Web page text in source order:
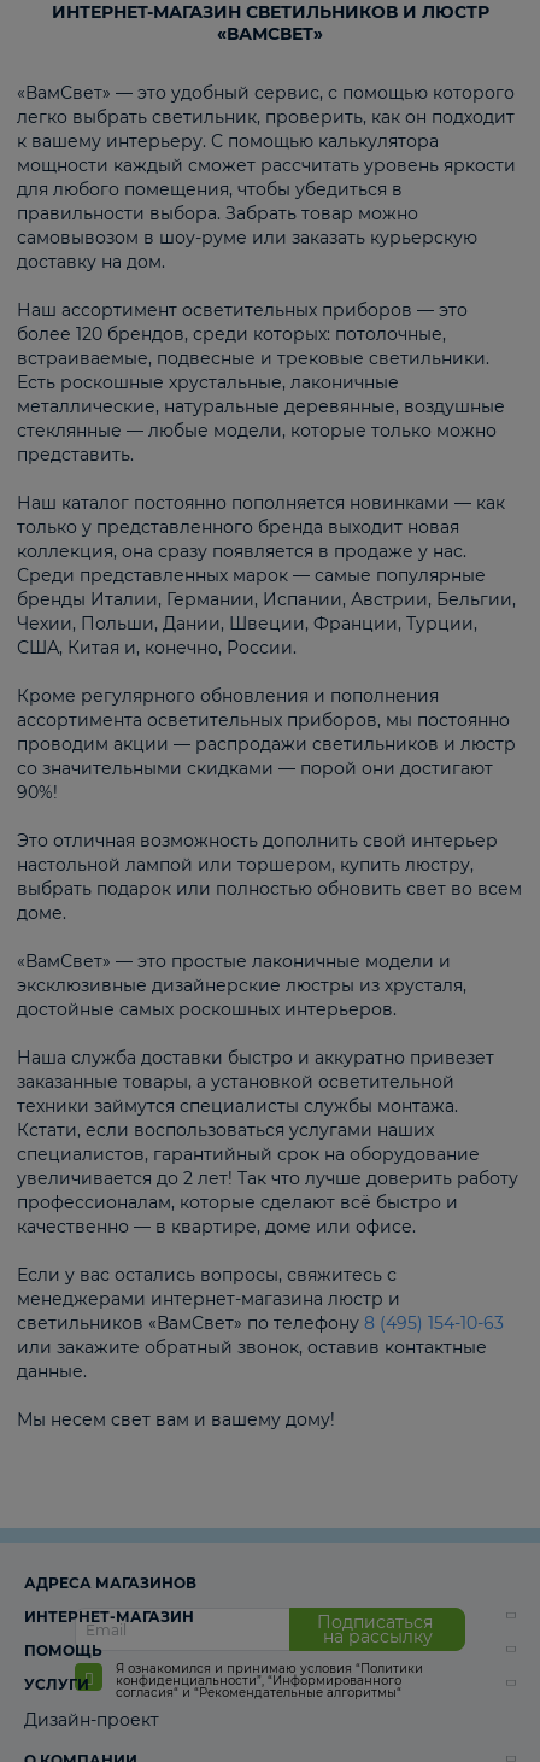
ИНТЕРНЕТ-МАГАЗИН СВЕТИЛЬНИКОВ И ЛЮСТР
«ВАМСВЕТ»
«ВамСвет» — это удобный сервис, с помощью которого
легко выбрать светильник, проверить, как он подходит
к вашему интерьеру. С помощью калькулятора
мощности каждый сможет рассчитать уровень яркости
для любого помещения, чтобы убедиться в
правильности выбора. Забрать товар можно
самовывозом в шоу-руме или заказать курьерскую
доставку на дом.
Наш ассортимент осветительных приборов — это
более 120 брендов, среди которых: потолочные,
встраиваемые, подвесные и трековые светильники.
Есть роскошные хрустальные, лаконичные
металлические, натуральные деревянные, воздушные
стеклянные — любые модели, которые только можно
представить.
Наш каталог постоянно пополняется новинками — как
только у представленного бренда выходит новая
коллекция, она сразу появляется в продаже у нас.
Среди представленных марок — самые популярные
бренды Италии, Германии, Испании, Австрии, Бельгии,
Чехии, Польши, Дании, Швеции, Франции, Турции,
США, Китая и, конечно, России.
Кроме регулярного обновления и пополнения
ассортимента осветительных приборов, мы постоянно
проводим акции — распродажи светильников и люстр
со значительными скидками — порой они достигают
90%!
Это отличная возможность дополнить свой интерьер
настольной лампой или торшером, купить люстру,
выбрать подарок или полностью обновить свет во всем
доме.
«ВамСвет» — это простые лаконичные модели и
эксклюзивные дизайнерские люстры из хрусталя,
достойные самых роскошных интерьеров.
Наша служба доставки быстро и аккуратно привезет
заказанные товары, а установкой осветительной
техники займутся специалисты службы монтажа.
Кстати, если воспользоваться услугами наших
специалистов, гарантийный срок на оборудование
увеличивается до 2 лет! Так что лучше доверить работу
профессионалам, которые сделают всё быстро и
качественно — в квартире, доме или офисе.
Если у вас остались вопросы, свяжитесь с
менеджерами интернет-магазина люстр и
светильников «ВамСвет» по телефону 8 (495) 154-10-63
или закажите обратный звонок, оставив контактные
данные.
Мы несем свет вам и вашему дому!
Подписаться
на рассылку
Я ознакомился и принимаю условия “Политики
конфиденциальности”, “Информированного
согласия“ и “Рекомендательные алгоритмы“
АДРЕСА МАГАЗИНОВ
ИНТЕРНЕТ-МАГАЗИН
ПОМОЩЬ
УСЛУГИ
Дизайн-проект